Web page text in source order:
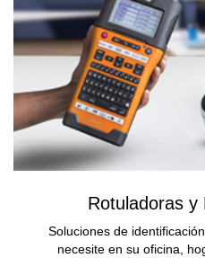
Rotuladoras y
Soluciones de
necesite en su oficina,